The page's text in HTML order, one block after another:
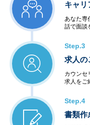
キャリ
あなた専
話で面談
Step.3
求人の
カウンセ
求人をご
Step.4
書類作